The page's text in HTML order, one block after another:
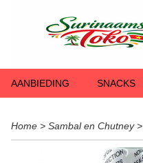
AANBIEDING SNACKS
Home > Sambal en Chutney>